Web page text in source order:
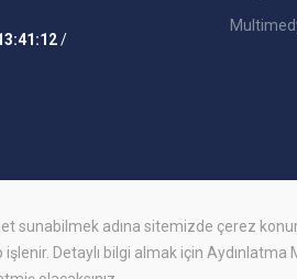
sunabilmek adına sitemizde çerez
işlenir. Detaylı bilgi almak için Aydınlatma
/